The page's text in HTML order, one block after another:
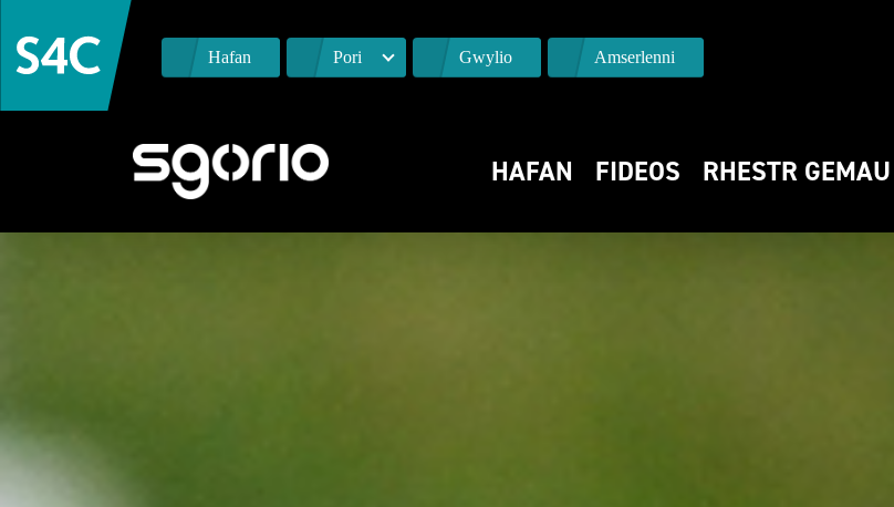
Hafan Pori Gwylio Amserlenni
HAFAN FIDEOS RHESTR GEMAU